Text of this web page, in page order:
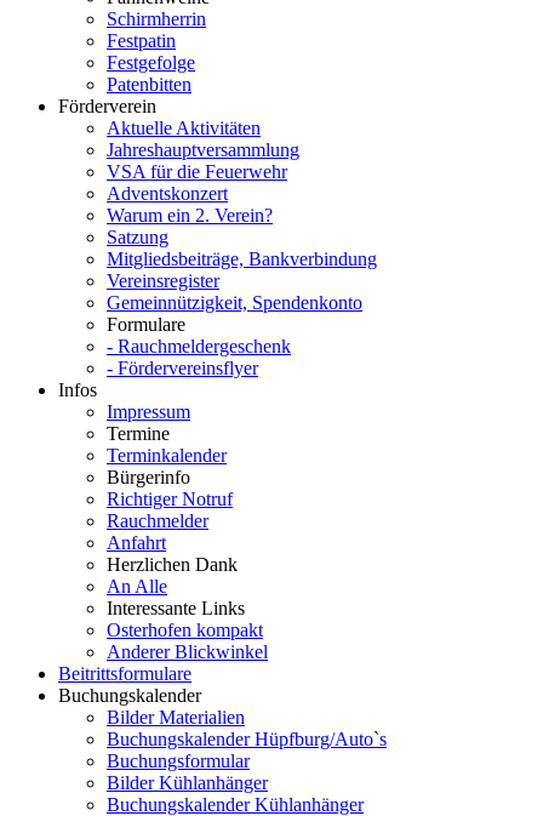
Schirmherrin
Festpatin
Festgefolge
Patenbitten
Förderverein
Aktuelle Aktivitäten
Jahreshauptversammlung
VSA für die Feuerwehr
Adventskonzert
Warum ein 2. Verein?
Satzung
Mitgliedsbeiträge, Bankverbindung
Vereinsregister
Gemeinnützigkeit, Spendenkonto
Formulare
- Rauchmeldergeschenk
- Fördervereinsflyer
Infos
Impressum
Termine
Terminkalender
Bürgerinfo
Richtiger Notruf
Rauchmelder
Anfahrt
Herzlichen Dank
An Alle
Interessante Links
Osterhofen kompakt
Anderer Blickwinkel
Beitrittsformulare
Buchungskalender
Bilder Materialien
Buchungskalender Hüpfburg/Auto`s
Buchungsformular
Bilder Kühlanhänger
Buchungskalender Kühlanhänger